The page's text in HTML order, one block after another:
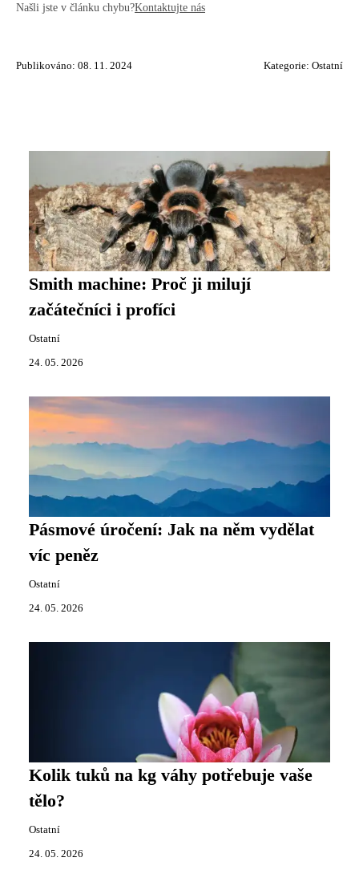
Našli jste v článku chybu?Kontaktujte nás
Publikováno: 08. 11. 2024 Kategorie: Ostatní
Smith machine: Proč ji milují
začátečníci i profíci
Ostatní
24. 05. 2026
Pásmové úročení: Jak na něm vydělat
víc peněz
Ostatní
24. 05. 2026
Kolik tuků na kg váhy potřebuje vaše
tělo?
Ostatní
24. 05. 2026